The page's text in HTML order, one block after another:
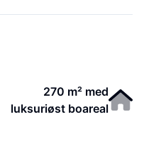
270 m² med
luksuriøst boareal